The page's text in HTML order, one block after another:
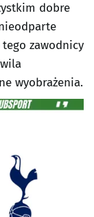
dobre
zawodnicy
wyobrażenia.